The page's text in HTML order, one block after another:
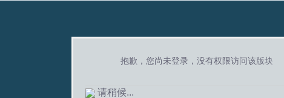
索
抱歉，您尚未登录，没有权限访问该版块
请稍候...